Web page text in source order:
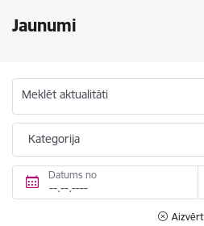
Jaunumi
Meklēt aktualitāti
Kategorija
Datums no
Aizvērt